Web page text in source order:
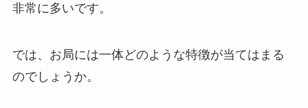
非常に多いです。
では、お局には一体どのような特徴が当てはまる
のでしょうか。